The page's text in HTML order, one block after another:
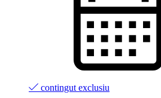
contingut exclusiu